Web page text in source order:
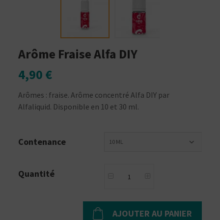
Arôme Fraise Alfa DIY
4,90 €
Arômes : fraise. Arôme concentré Alfa DIY par
Alfaliquid. Disponible en 10 et 30 ml.
Contenance 10 ML
Quantité
AJOUTER AU PANIER